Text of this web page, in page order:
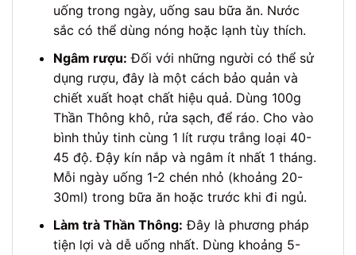
uống trong ngày, uống sau bữa ăn. Nước
sắc có thể dùng nóng hoặc lạnh tùy thích.
Ngâm rượu: Đối với những người có thể sử
dụng rượu, đây là một cách bảo quản và
chiết xuất hoạt chất hiệu quả. Dùng 100g
Thần Thông khô, rửa sạch, để ráo. Cho vào
bình thủy tinh cùng 1 lít rượu trắng loại 40-
45 độ. Đậy kín nắp và ngâm ít nhất 1 tháng.
Mỗi ngày uống 1-2 chén nhỏ (khoảng 20-
30ml) trong bữa ăn hoặc trước khi đi ngủ.
Làm trà Thần Thông: Đây là phương pháp
tiện lợi và dễ uống nhất. Dùng khoảng 5-